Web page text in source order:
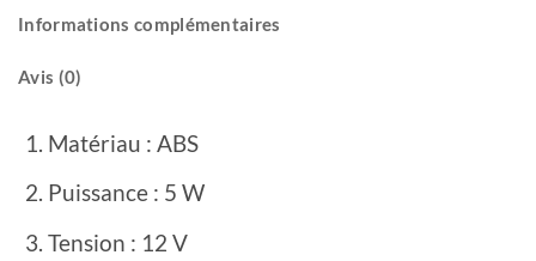
Informations complémentaires
Avis (0)
Matériau : ABS
Puissance : 5 W
Tension : 12 V